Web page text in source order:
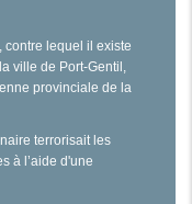
contre lequel il existe
ville de Port-Gentil,
provinciale de la
terrorisait les
à l’aide d'une